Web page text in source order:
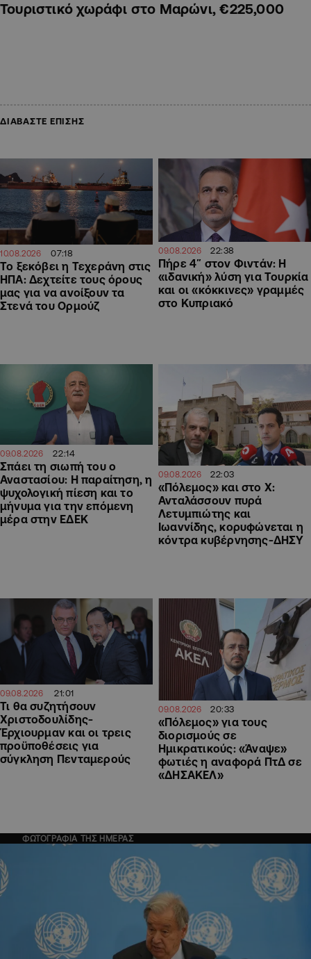
Τουριστικό χωράφι στο Μαρώνι, €225,000
ΔΙΑΒΑΣΤΕ ΕΠΙΣΗΣ
10.08.2026 07:18
Το ξεκόβει η Τεχεράνη στις
ΗΠΑ: Δεχτείτε τους όρους
μας για να ανοίξουν τα
Στενά του Ορμούζ
09.08.2026 22:38
Πήρε 4″ στον Φιντάν: Η
«ιδανική» λύση για Τουρκία
και οι «κόκκινες» γραμμές
στο Κυπριακό
09.08.2026 22:14
Σπάει τη σιωπή του ο
Αναστασίου: Η παραίτηση, η
ψυχολογική πίεση και το
μήνυμα για την επόμενη
μέρα στην ΕΔΕΚ
09.08.2026 22:03
«Πόλεμος» και στο Χ:
Ανταλάσσουν πυρά
Λετυμπιώτης και
Ιωαννίδης, κορυφώνεται η
κόντρα κυβέρνησης-ΔΗΣΥ
09.08.2026 21:01
Τι θα συζητήσουν
Χριστοδουλίδης-
Έρχιουρμαν και οι τρεις
προϋποθέσεις για
σύγκληση Πενταμερούς
09.08.2026 20:33
«Πόλεμος» για τους
διορισμούς σε
Ημικρατικούς: «Άναψε»
φωτιές η αναφορά ΠτΔ σε
«ΔΗΣΑΚΕΛ»
ΦΩΤΟΓΡΑΦΙΑ ΤΗΣ ΗΜΕΡΑΣ